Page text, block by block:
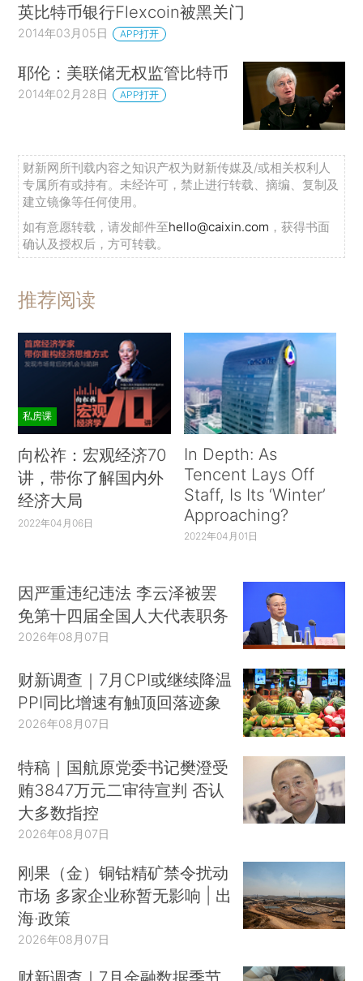
英比特币银行Flexcoin被黑关门
2014年03月05日 APP打开
耶伦：美联储无权监管比特币
2014年02月28日 APP打开
财新网所刊载内容之知识产权为财新传媒及/或相关权利人
专属所有或持有。未经许可，禁止进行转载、摘编、复制及
建立镜像等任何使用。
如有意愿转载，请发邮件至hello@caixin.com ，获得书面
确认及授权后，方可转载。
推荐阅读
私房课
向松祚：宏观经济70
讲，带你了解国内外
经济大局
2022年04月06日
In Depth: As
Tencent Lays Off
Staff, Is Its ‘Winter’
Approaching?
2022年04月01日
因严重违纪违法 李云泽被罢
免第十四届全国人大代表职务
2026年08月07日
财新调查｜7月CPI或继续降温
PPI同比增速有触顶回落迹象
2026年08月07日
特稿｜国航原党委书记樊澄受
贿3847万元二审待宣判 否认
大多数指控
2026年08月07日
刚果（金）铜钴精矿禁令扰动
市场 多家企业称暂无影响 | 出
海·政策
2026年08月07日